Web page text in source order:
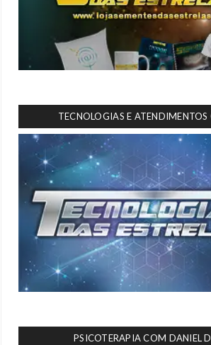
TECNOLOGIAS E
PSICOTERAPIA COM DANIEL